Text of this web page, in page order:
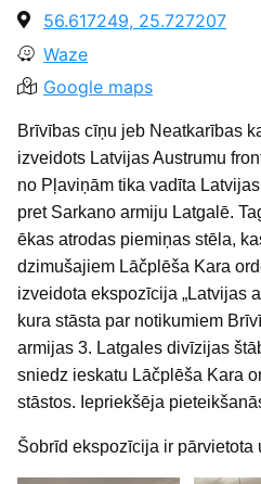
56.617249, 25.727207
Waze
Google maps
Brīvības cīņu jeb Neatkarības
izveidots Latvijas Austrumu
no Pļaviņām tika vadīta
pret Sarkano armiju Latgalē.
ēkas atrodas piemiņas stēla,
dzimušajiem Lāčplēša Kara
izveidota ekspozīcija „Latvijas
kura stāsta par notikumiem
armijas 3. Latgales divīzijas
sniedz ieskatu Lāčplēša Kara
stāstos. Iepriekšēja
Šobrīd ekspozīcija ir pārvietota